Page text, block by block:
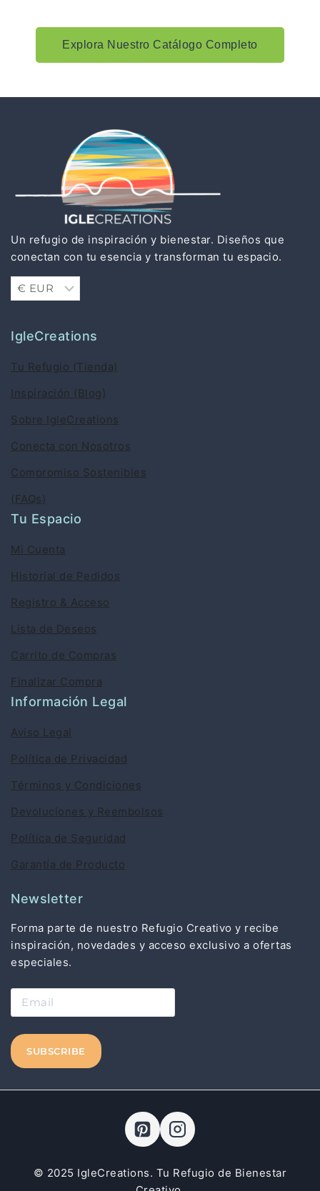
Explora Nuestro Catálogo Completo
Un refugio de inspiración y bienestar. Diseños que
conectan con tu esencia y transforman tu espacio.
IgleCreations
Tu Refugio (Tienda)
Inspiración (Blog)
Sobre IgleCreations
Conecta con Nosotros
Compromiso Sostenibles
(FAQs)
Tu Espacio
Mi Cuenta
Historial de Pedidos
Registro & Acceso
Lista de Deseos
Carrito de Compras
Finalizar Compra
Información Legal
Aviso Legal
Política de Privacidad
Términos y Condiciones
Devoluciones y Reembolsos
Política de Seguridad
Garantía de Producto
Newsletter
Forma parte de nuestro Refugio Creativo y recibe
inspiración, novedades y acceso exclusivo a ofertas
especiales.
© 2025 IgleCreations. Tu Refugio de Bienestar